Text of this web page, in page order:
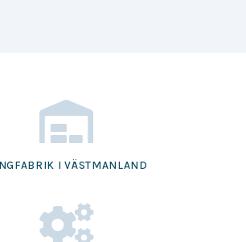
I VÄSTMANLAND